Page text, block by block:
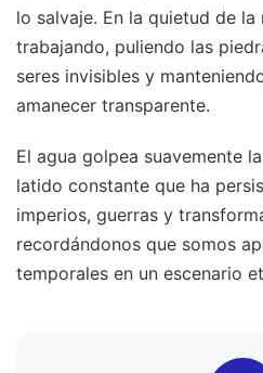
lo salvaje. En la quietud de
trabajando, puliendo las
seres invisibles y
amanecer transparente.
El agua golpea suavemente
latido constante que ha
imperios, guerras y
recordándonos que somos
temporales en un escenario